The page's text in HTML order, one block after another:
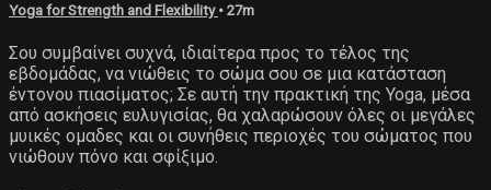
Yoga for Strength and Flexibility • 27m
Σου συμβαίνει συχνά, ιδιαίτερα προς το τέλος της
εβδομάδας, να νιώθεις το σώμα σου σε μια κατάσταση
έντονου πιασίματος; Σε αυτή την πρακτική της Yoga, μέσα
από ασκήσεις ευλυγισίας, θα χαλαρώσουν όλες οι μεγάλες
μυικές ομαδες και οι συνήθεις περιοχές του σώματος που
νιώθουν πόνο και σφίξιμο.